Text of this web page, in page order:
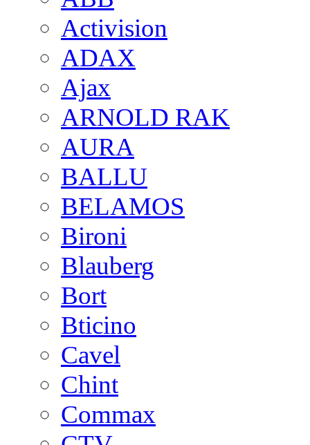
Activision
ADAX
Ajax
ARNOLD RAK
AURA
BALLU
BELAMOS
Bironi
Blauberg
Bort
Bticino
Cavel
Chint
Commax